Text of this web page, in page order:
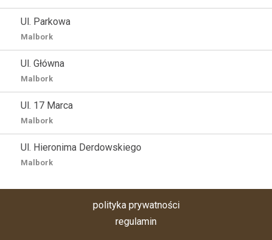
Ul. Parkowa
Malbork
Ul. Główna
Malbork
Ul. 17 Marca
Malbork
Ul. Hieronima Derdowskiego
Malbork
polityka prywatności
regulamin